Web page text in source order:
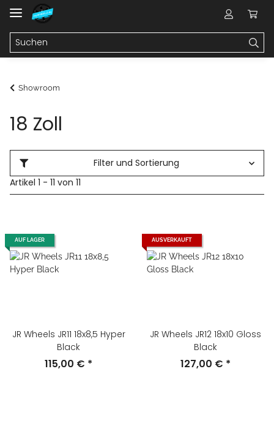
Showroom
18 Zoll
Filter und Sortierung
Artikel 1 - 11 von 11
AUF LAGER
JR Wheels JR11 18x8,5 Hyper
Black
115,00 € *
AUSVERKAUFT
JR Wheels JR12 18x10 Gloss
Black
127,00 € *